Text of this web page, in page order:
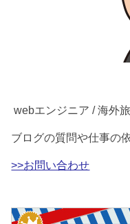
webエンジニア / 海外
ブログの質問や仕事の
>>お問い合わせ